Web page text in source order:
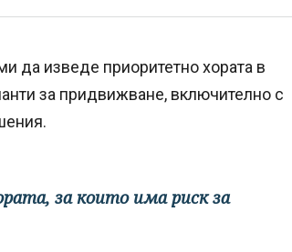
да изведе приоритетно хората в
за придвижване, включително с
за които има риск за